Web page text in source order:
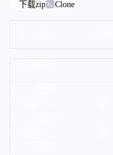
下载zip
Clone